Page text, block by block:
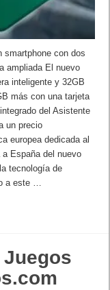
smartphone con dos
ampliada El nuevo
inteligente y 32GB
más con una tarjeta
del Asistente
un precio
europea dedicada al
España del nuevo
tecnología de
a este …